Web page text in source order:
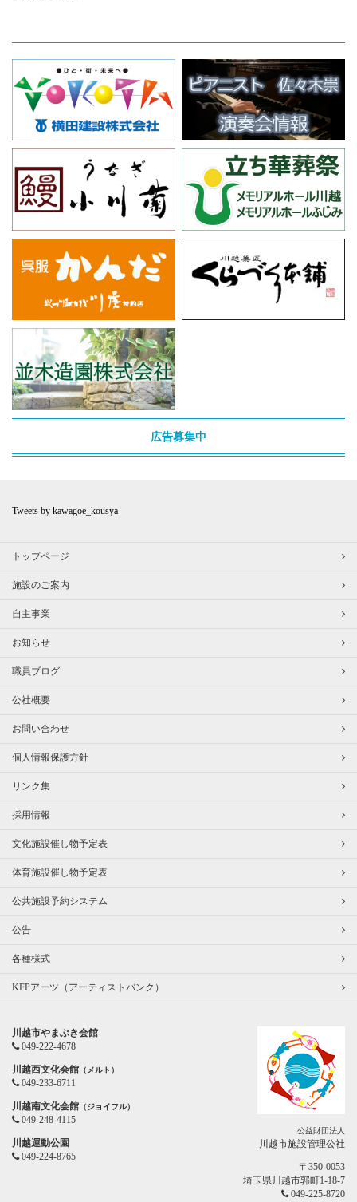
広告募集中
Tweets by kawagoe_kousya
トップページ
施設のご案内
自主事業
お知らせ
職員ブログ
公社概要
お問い合わせ
個人情報保護方針
リンク集
採用情報
文化施設催し物予定表
体育施設催し物予定表
公共施設予約システム
公告
各種様式
KFPアーツ（アーティストバンク）
川越市やまぶき会館
049-222-4678
川越西文化会館 （メルト）
049-233-6711
川越南文化会館 （ジョイフル）
049-248-4115
川越運動公園
049-224-8765
公益財団法人
川越市施設管理公社
〒350-0053
埼玉県川越市郭町1-18-7
049-225-8720